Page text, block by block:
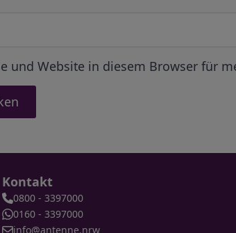
und Website in diesem Browser für
Kontakt
0800 - 3397000
0160 - 3397000
info@antenne.nrw